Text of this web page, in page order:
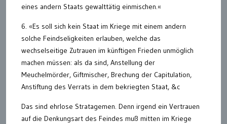
eines andern Staats gewalttätig einmischen.«
6. «Es soll sich kein Staat im Kriege mit einem andern
solche Feindseligkeiten erlauben, welche das
wechselseitige Zutrauen im künftigen Frieden unmöglich
machen müssen: als da sind, Anstellung der
Meuchelmörder, Giftmischer, Brechung der Capitulation,
Anstiftung des Verrats in dem bekriegten Staat, &c
Das sind ehrlose Stratagemen. Denn irgend ein Vertrauen
auf die Denkungsart des Feindes muß mitten im Kriege